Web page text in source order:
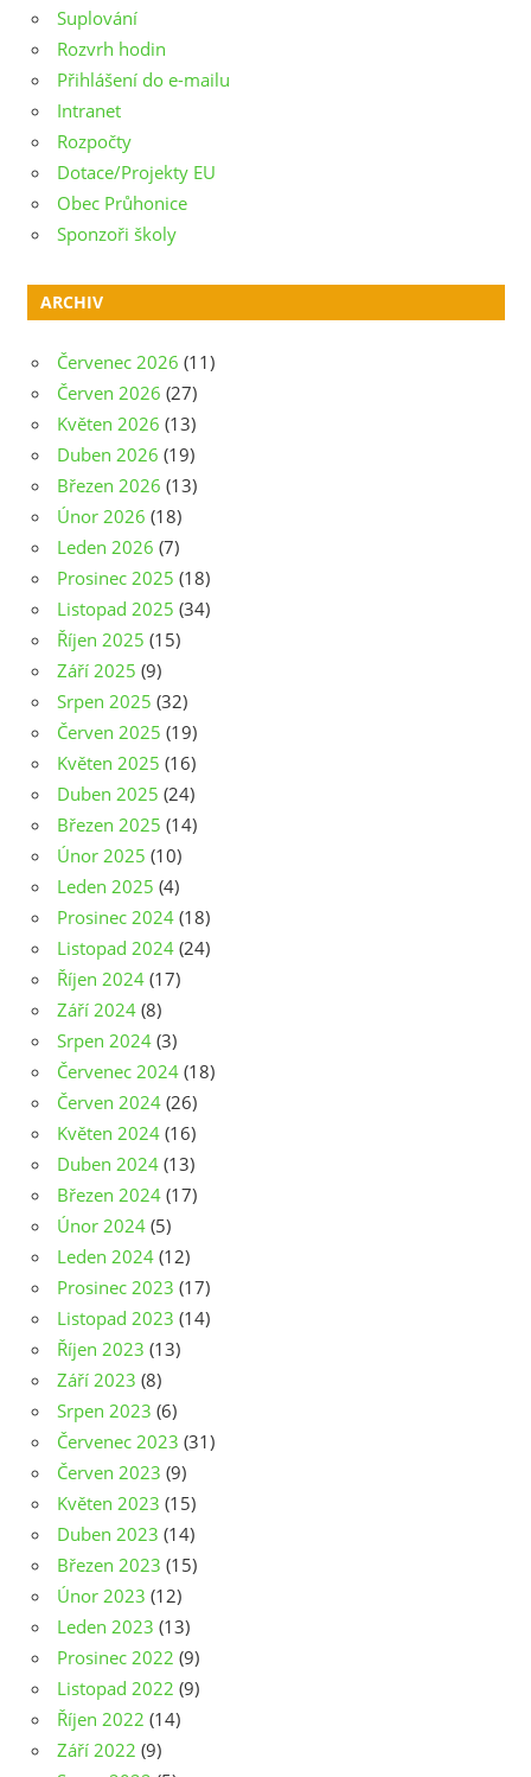
Suplování
Rozvrh hodin
Přihlášení do e-mailu
Intranet
Rozpočty
Dotace/Projekty EU
Obec Průhonice
Sponzoři školy
ARCHIV
Červenec 2026 (11)
Červen 2026 (27)
Květen 2026 (13)
Duben 2026 (19)
Březen 2026 (13)
Únor 2026 (18)
Leden 2026 (7)
Prosinec 2025 (18)
Listopad 2025 (34)
Říjen 2025 (15)
Září 2025 (9)
Srpen 2025 (32)
Červen 2025 (19)
Květen 2025 (16)
Duben 2025 (24)
Březen 2025 (14)
Únor 2025 (10)
Leden 2025 (4)
Prosinec 2024 (18)
Listopad 2024 (24)
Říjen 2024 (17)
Září 2024 (8)
Srpen 2024 (3)
Červenec 2024 (18)
Červen 2024 (26)
Květen 2024 (16)
Duben 2024 (13)
Březen 2024 (17)
Únor 2024 (5)
Leden 2024 (12)
Prosinec 2023 (17)
Listopad 2023 (14)
Říjen 2023 (13)
Září 2023 (8)
Srpen 2023 (6)
Červenec 2023 (31)
Červen 2023 (9)
Květen 2023 (15)
Duben 2023 (14)
Březen 2023 (15)
Únor 2023 (12)
Leden 2023 (13)
Prosinec 2022 (9)
Listopad 2022 (9)
Říjen 2022 (14)
Září 2022 (9)